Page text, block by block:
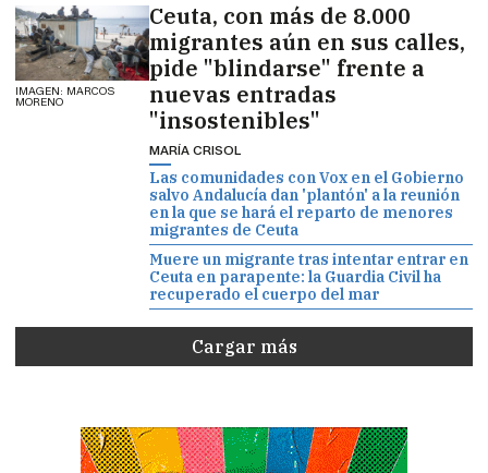
IMAGEN: MARCOS
MORENO
Ceuta, con más de 8.000
migrantes aún en sus calles,
pide "blindarse" frente a
nuevas entradas
"insostenibles"
MARÍA CRISOL
Las comunidades con Vox en el Gobierno
salvo Andalucía dan 'plantón' a la reunión
en la que se hará el reparto de menores
migrantes de Ceuta
Muere un migrante tras intentar entrar en
Ceuta en parapente: la Guardia Civil ha
recuperado el cuerpo del mar
Cargar más